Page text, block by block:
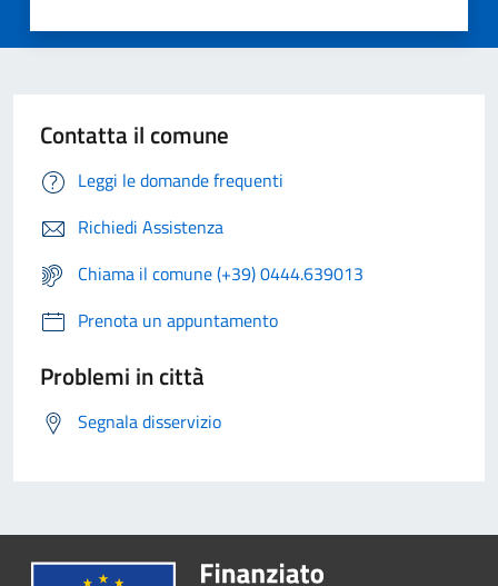
Contatta il comune
Leggi le domande frequenti
Richiedi Assistenza
Chiama il comune (+39) 0444.639013
Prenota un appuntamento
Problemi in città
Segnala disservizio